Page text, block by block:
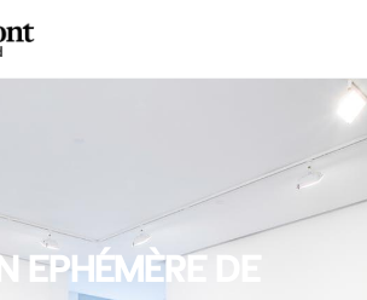
EPHÉMÈRE DE